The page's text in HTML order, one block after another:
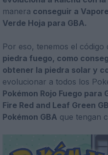
manera conseguir a
Verde Hoja para GBA.
Por eso, tenemos el código
piedra fuego, como
obtener la piedra solar y
evolucionar a todos los
Pokémon Rojo Fuego para
Fire Red and Leaf Green
Pokémon GBA que tengan